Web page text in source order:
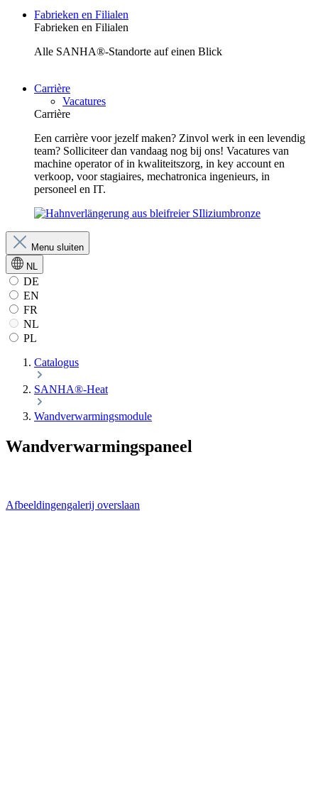
Fabrieken en Filialen
Fabrieken en Filialen
Alle SANHA®-Standorte auf einen Blick
Carrière
Vacatures
Carrière
Een carrière voor jezelf maken? Zinvol werk in een levendig
team? Solliciteer dan vandaag nog bij ons! Vacatures van
machine operator of in kwaliteitszorg, in key account en
verkoop, voor stagiaires, mechatronica ingenieurs, in
personeel en IT.
Menu sluiten
NL
DE
EN
FR
NL
PL
Catalogus
SANHA®-Heat
Wandverwarmingsmodule
Wandverwarmingspaneel
Afbeeldingengalerij overslaan